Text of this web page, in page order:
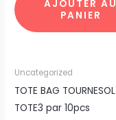
AJOUTER AU
PANIER
Uncategorized
TOTE BAG TOURNESOL
TOTE3 par 10pcs
quantité
de
TOTE